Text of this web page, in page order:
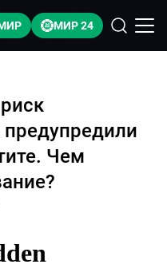
МИР 24
Чем